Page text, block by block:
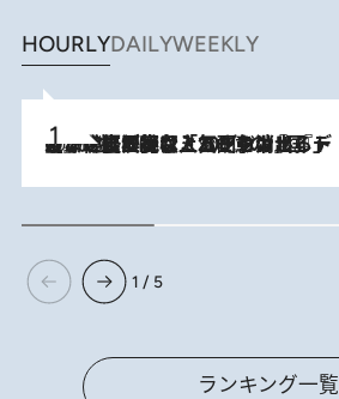
HOURLYDAILYWEEKLY
2026.8.5
【なぜ吉沢亮は「気配を消せる」のか？】興行収入208億の『国宝』を経て挑むミュージカル『ディア・エヴァン・ハンセン』。トップ俳優が舞台上でさらけ出した“孤独”とは
1 / 5
ランキング一覧